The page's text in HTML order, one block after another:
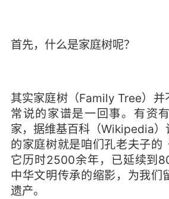
首先，什么是家庭树呢？
其实家庭树（Family Tree）并
常说的家谱是一回事。有资
家，据维基百科（Wikipedia）
的家庭树就是咱们孔老夫子的
它历时2500余年，已延续到
中华文明传承的缩影，为我们
遗产。